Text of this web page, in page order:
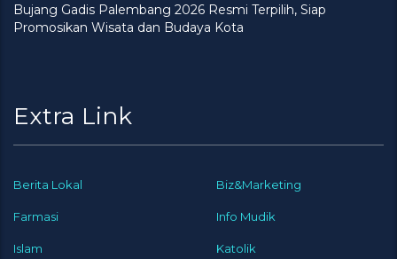
Bujang Gadis Palembang 2026 Resmi Terpilih, Siap
Promosikan Wisata dan Budaya Kota
Extra Link
Berita Lokal Biz&Marketing
Farmasi Info Mudik
Islam Katolik